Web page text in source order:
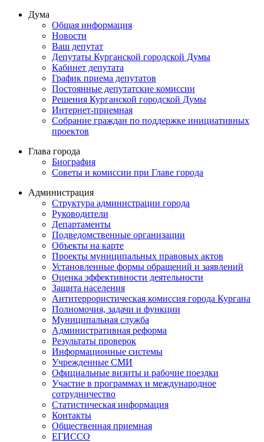
Дума
Общая информация
Новости
Ваш депутат
Депутаты Курганской городской Думы
Кабинет депутата
График приема депутатов
Постоянные депутатские комиссии
Решения Курганской городской Думы
Интернет-приемная
Собрание граждан по поддержке инициативных
проектов
Глава города
Биография
Советы и комиссии при Главе города
Администрация
Структура администрации города
Руководители
Департаменты
Подведомственные организации
Объекты на карте
Проекты муниципальных правовых актов
Установленные формы обращений и заявлений
Оценка эффективности деятельности
Защита населения
Антитеррористическая комиссия города Кургана
Полномочия, задачи и функции
Муниципальная служба
Административная реформа
Результаты проверок
Информационные системы
Учрежденные СМИ
Официальные визиты и рабочие поездки
Участие в программах и международное
сотрудничество
Статистическая информация
Контакты
Общественная приемная
ЕГИССО